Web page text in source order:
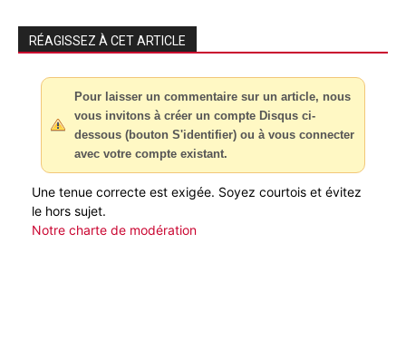
RÉAGISSEZ À CET ARTICLE
Pour laisser un commentaire sur un article, nous
vous invitons à créer un compte Disqus ci-
dessous (bouton S'identifier) ou à vous connecter
avec votre compte existant.
Une tenue correcte est exigée. Soyez courtois et évitez
le hors sujet.
Notre charte de modération